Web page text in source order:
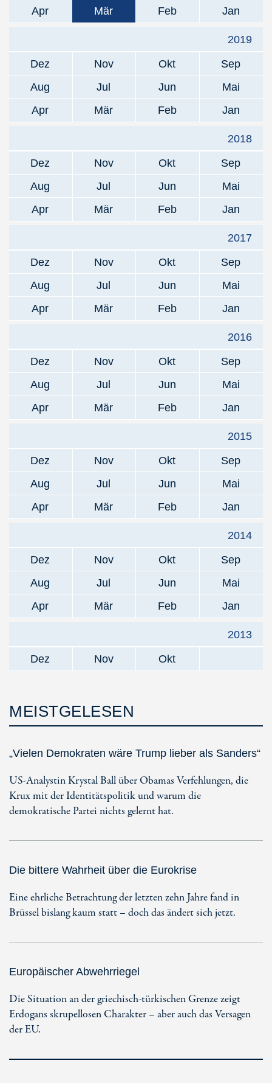
Apr
Mär Feb Jan
2019
Dez
Nov Okt
Sep
Aug
Jul Jun
Mai
Apr
Mär Feb Jan
2018
Dez
Nov Okt
Sep
Aug
Jul Jun
Mai
Apr
Mär Feb Jan
2017
Dez
Nov Okt
Sep
Aug
Jul Jun
Mai
Apr
Mär Feb Jan
2016
Dez
Nov Okt
Sep
Aug
Jul Jun
Mai
Apr
Mär Feb Jan
2015
Dez
Nov Okt
Sep
Aug
Jul Jun
Mai
Apr
Mär Feb Jan
2014
Dez
Nov Okt
Sep
Aug
Jul Jun
Mai
Apr
Mär Feb Jan
2013
Dez
Nov Okt
MEISTGELESEN
„Vielen Demokraten wäre Trump lieber als Sanders“
US-Analystin Krystal Ball über Obamas Verfehlungen, die
Krux mit der Identitätspolitik und warum die
demokratische Partei nichts gelernt hat.
Die bittere Wahrheit über die Eurokrise
Eine ehrliche Betrachtung der letzten zehn Jahre fand in
Brüssel bislang kaum statt – doch das ändert sich jetzt.
Europäischer Abwehrriegel
Die Situation an der griechisch-türkischen Grenze zeigt
Erdogans skrupellosen Charakter – aber auch das Versagen
der EU.